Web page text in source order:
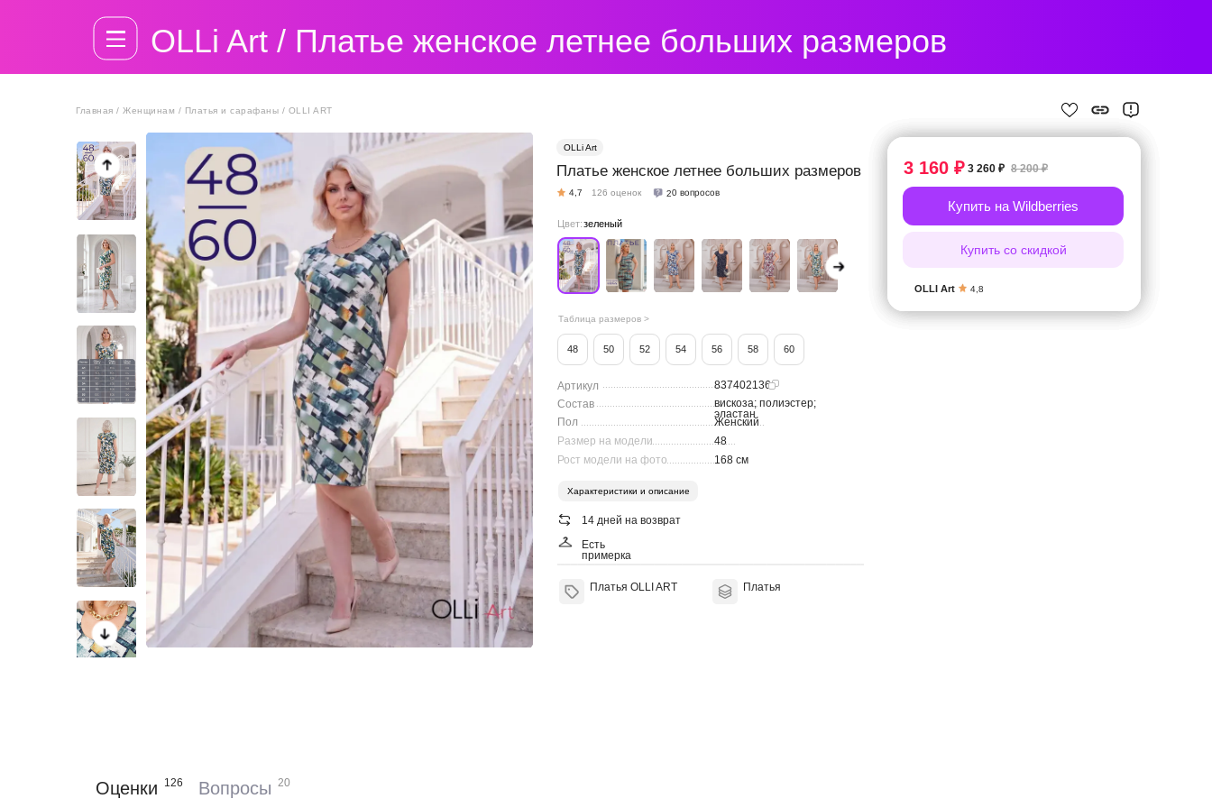
OLLi Art / Платье женское летнее больших размеров
Платье женское летнее больших размеров
Таблица размеров >
14 дней на возврат
Есть
примерка
48 50 52 54 56 58 60
Цвет:зеленый
Главная / Женщинам / Платья и сарафаны / OLLI ART
.........................................................
............................................................
....................................................................
................................
.........................
20 вопросов
168 см
Пол
Рост модели на фото
Платья OLLI ART Платья
48
Размер на модели
Женский
вискоза; полиэстер;
эластан
837402136
Состав
Артикул
Характеристики и описание
OLLi Art
126 оценок
4,7
3 260 ₽
3 160 ₽ 8 200 ₽
Купить на Wildberries
Купить со скидкой
OLLI Art 4,8
20
126
Оценки Вопросы